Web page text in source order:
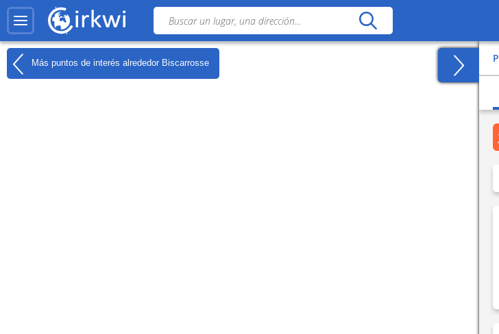
Más puntos de interés alrededor Biscarrosse